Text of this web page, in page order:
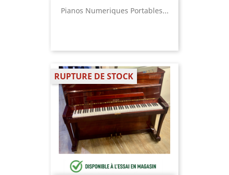
Pianos Numeriques Portables...
RUPTURE DE STOCK